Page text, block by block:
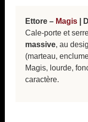
Ettore – Magis |
Cale-porte et
massive, au
(marteau,
Magis, lourde,
caractère.